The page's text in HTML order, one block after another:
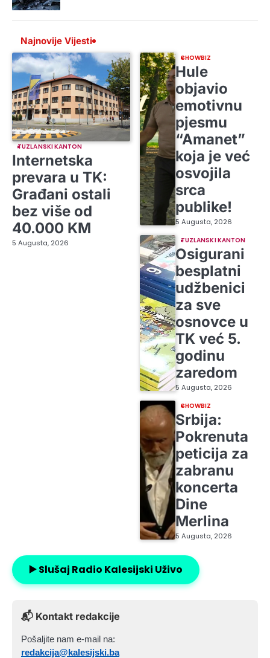
Najnovije Vijesti
TUZLANSKI KANTON
Internetska
prevara u TK:
Građani ostali
bez više od
40.000 KM
5 Augusta, 2026
SHOWBIZ
Hule
objavio
emotivnu
pjesmu
“Amanet”
koja je već
osvojila
srca
publike!
5 Augusta, 2026
TUZLANSKI KANTON
Osigurani
besplatni
udžbenici
za sve
osnovce u
TK već 5.
godinu
zaredom
5 Augusta, 2026
SHOWBIZ
Srbija:
Pokrenuta
peticija za
zabranu
koncerta
Dine
Merlina
5 Augusta, 2026
▶️ Slušaj Radio Kalesijski Uživo
📬 Kontakt redakcije
Pošaljite nam e-mail na:
redakcija@kalesijski.ba